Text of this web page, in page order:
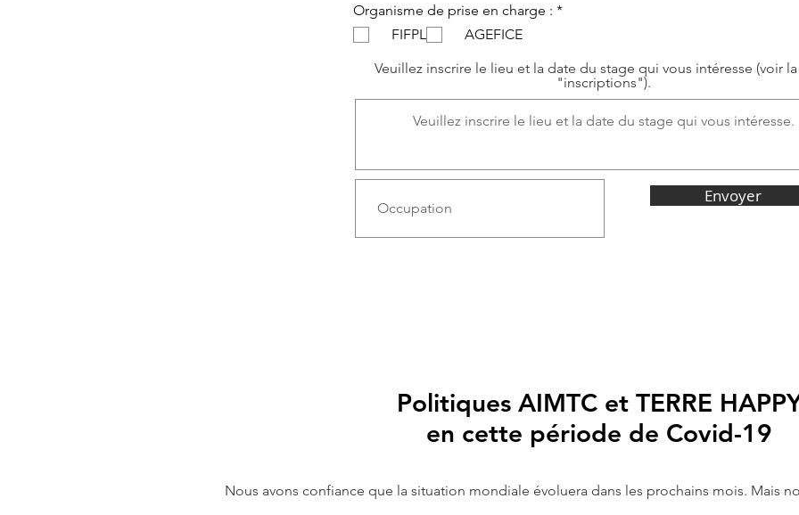
Organisme de prise en charge : *O
g
a
t
i
FIFPL
AGEFICE
Veuillez inscrire le lieu et la date du stage qui vous intéresse (voir
"inscriptions").
Envoyer
Politiques AIMTC et TERRE
en cette période de Covid-19
Nous avons confiance que la situation mondiale évoluera dans les prochains mois. Mais